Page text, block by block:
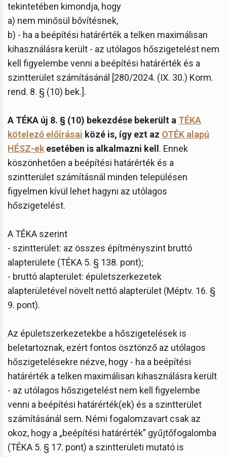
tekintetében kimondja, hogy
a) nem minősül bővítésnek,
b) - ha a beépítési határérték a telken maximálisan
kihasználásra került - az utólagos hőszigetelést nem
kell figyelembe venni a beépítési határérték és a
szintterület számításánál [280/2024. (IX. 30.) Korm.
rend. 8. § (10) bek.].
A TÉKA új 8. § (10) bekezdése bekerült a TÉKA
kötelező előírásai közé is, így ezt az OTÉK alapú
HÉSZ-ek esetében is alkalmazni kell . Ennek
köszönhetően a beépítési határérték és a
szintterület számításnál minden településen
figyelmen kívül lehet hagyni az utólagos
hőszigetelést.
A TÉKA szerint
- szintterület: az összes építményszint bruttó
alapterülete (TÉKA 5. § 138. pont);
- bruttó alapterület: épületszerkezetek
alapterületével növelt nettó alapterület (Méptv. 16. §
9. pont).
Az épületszerkezetekbe a hőszigetelések is
beletartoznak, ezért fontos ösztönző az utólagos
hőszigetelésekre nézve, hogy - ha a beépítési
határérték a telken maximálisan kihasználásra került
- az utólagos hőszigetelést nem kell figyelembe
venni a beépítési határérték(ek) és a szintterület
számításánál sem. Némi fogalomzavart csak az
okoz, hogy a „beépítési határérték” gyűjtőfogalomba
(TÉKA 5. § 17. pont) a szintterületi mutató is